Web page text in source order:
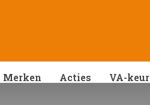
Merken Acties VA-keur